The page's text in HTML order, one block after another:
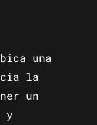
una
la
un
y